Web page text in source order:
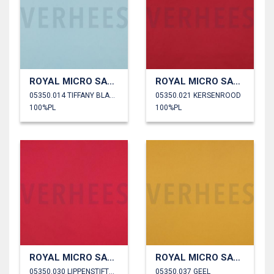
ROYAL MICRO SATIJN
05350.014 TIFFANY BLAUW
100%PL
ROYAL MICRO SATIJN
05350.021 KERSENROOD
100%PL
ROYAL MICRO SATIJN
05350.030 LIPPENSTIFTROOD
ROYAL MICRO SATIJN
05350.037 GEEL